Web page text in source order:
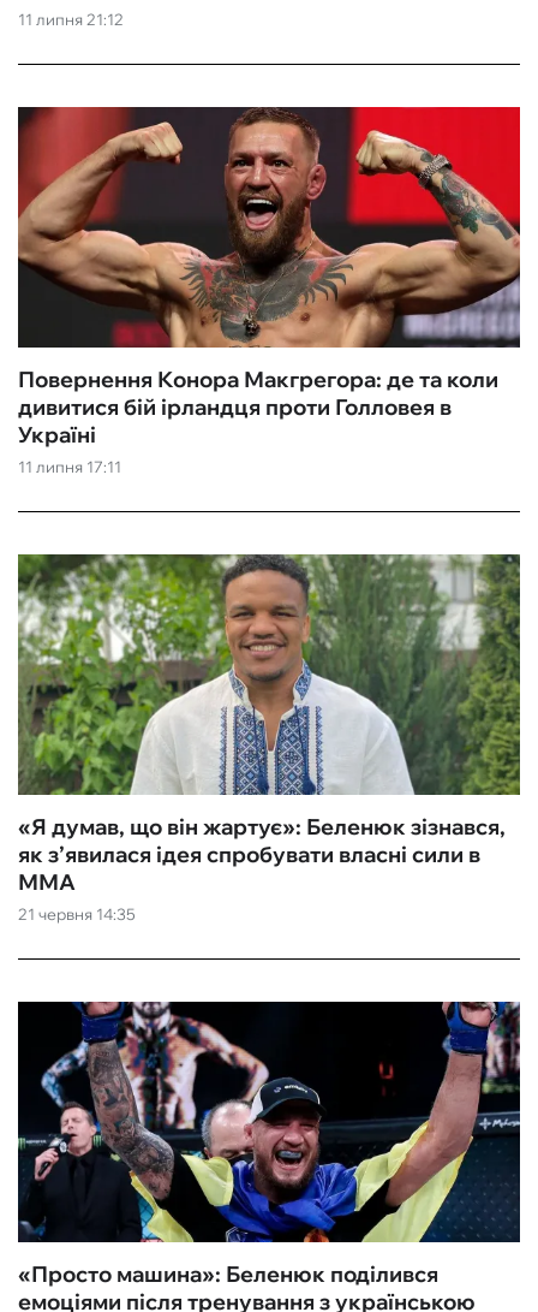
11 липня 21:12
11 липня 17:11
Повернення Конора Макгрегора: де та коли
дивитися бій ірландця проти Голловея в
Україні
21 червня 14:35
«‎Я думав, що він жартує»: Беленюк зізнався,
як з’явилася ідея спробувати власні сили в
ММА
«Просто машина‎»: Беленюк поділився
емоціями після тренування з українською